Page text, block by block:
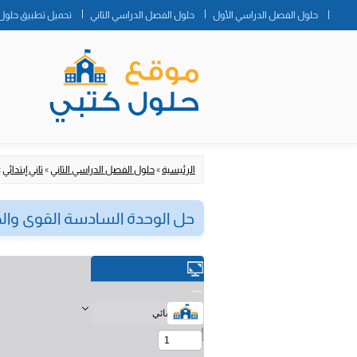
حلول الفصل الدراسي الأول حلول الفصل الدراسي الثاني تحميل تطبيق
الرئيسية»حلول الفصل الدراسي الثاني»ثاني إبتدائي
حل الوحدة السادسة القوى